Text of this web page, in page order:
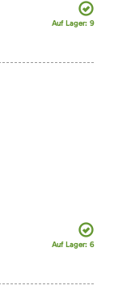
Auf Lager: 9
Auf Lager: 6